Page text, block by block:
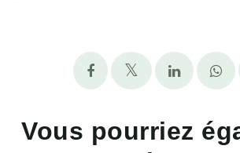
Vous pourriez